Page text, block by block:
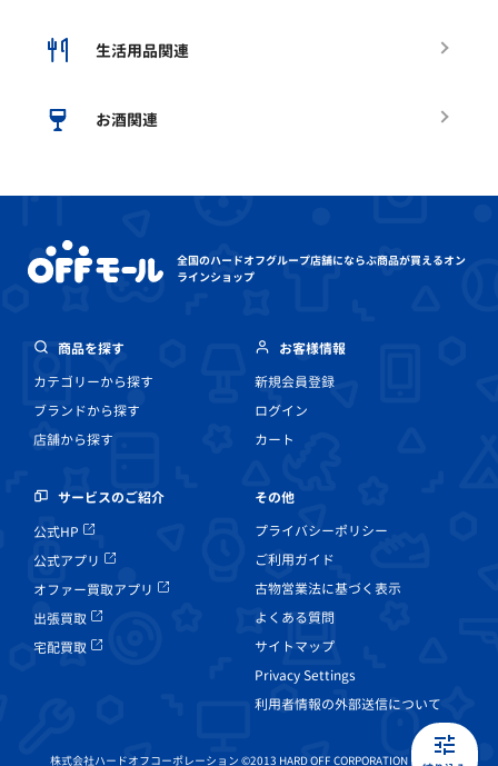
生活用品関連
お酒関連
全国のハードオフグループ店舗にならぶ商品が買えるオン
ラインショップ
商品を探す
カテゴリーから探す
ブランドから探す
店舗から探す
お客様情報
新規会員登録
ログイン
カート
サービスのご紹介
公式HP
公式アプリ
オファー買取アプリ
出張買取
宅配買取
その他
プライバシーポリシー
ご利用ガイド
古物営業法に基づく表示
よくある質問
サイトマップ
Privacy Settings
利用者情報の外部送信について
株式会社ハードオフコーポレーション ©2013 HARD OFF CORPORATION Co, Ltd.